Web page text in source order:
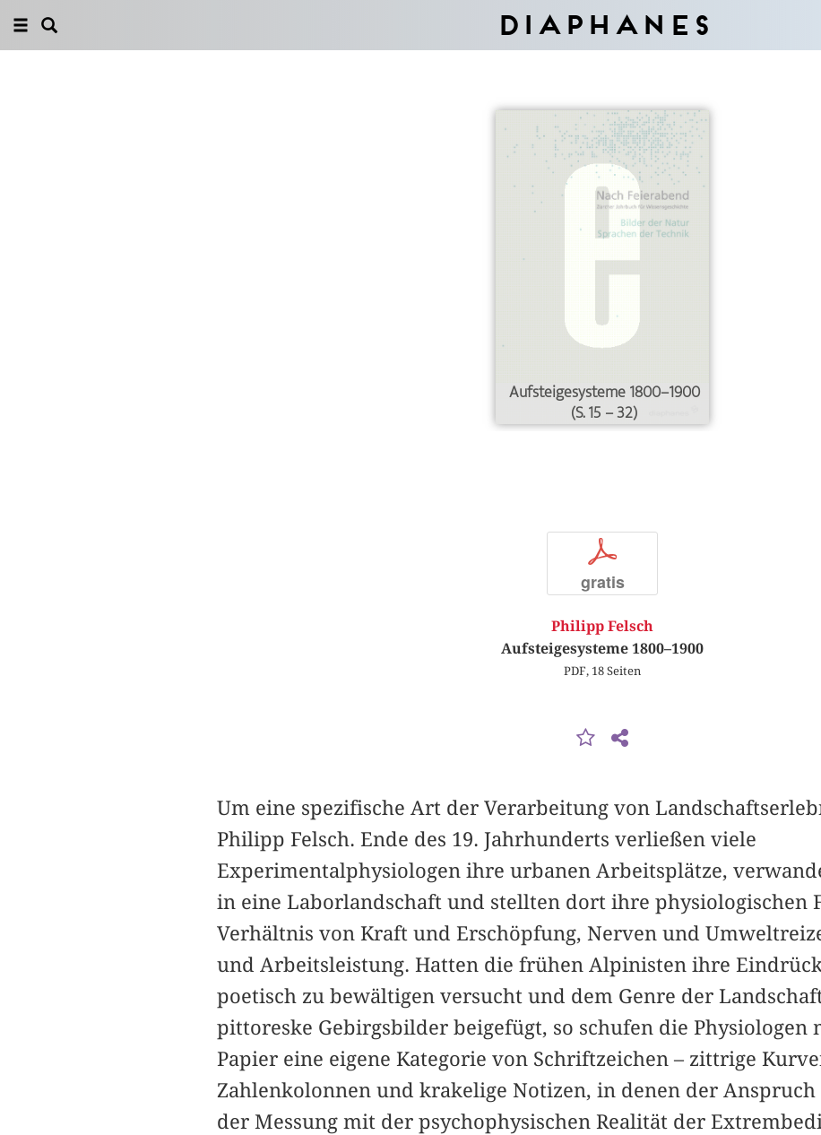
Diaphanes
Aufsteigesysteme 1800–1900
(S. 15 – 32)
p
gratis
Philipp Felsch
Aufsteigesysteme 1800–1900
PDF, 18 Seiten
Um eine spezifische Art der Verarbeitung von
Philipp Felsch. Ende des 19. Jahrhunderts verließen viele
Experimentalphysiologen ihre urbanen Arbeitsplätze,
in eine Laborlandschaft und stellten dort ihre physiologischen
Verhältnis von Kraft und Erschöpfung, Nerven und
und Arbeitsleistung. Hatten die frühen Alpinisten ihre
poetisch zu bewältigen versucht und dem Genre der
pittoreske Gebirgsbilder beigefügt, so schufen die Physiologen
Papier eine eigene Kategorie von Schriftzeichen – zittrige
Zahlenkolonnen und krakelige Notizen, in denen der Anspruch
der Messung mit der psychophysischen Realität der